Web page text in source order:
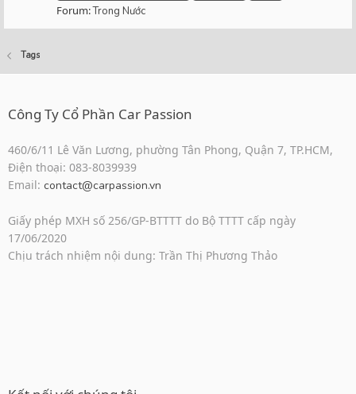
Forum:Trong Nước
Tags
Công Ty Cổ Phần Car Passion
460/6/11 Lê Văn Lương, phường Tân Phong, Quận 7, TP.HCM,
Điện thoại: 083-8039939
Email: contact@carpassion.vn
Giấy phép MXH số 256/GP-BTTTT do Bộ TTTT cấp ngày
17/06/2020
Chịu trách nhiệm nội dung: Trần Thị Phương Thảo